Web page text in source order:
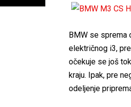
BMW se sprema
električnog i3,
očekuje se još
kraju. Ipak, pre
odeljenje